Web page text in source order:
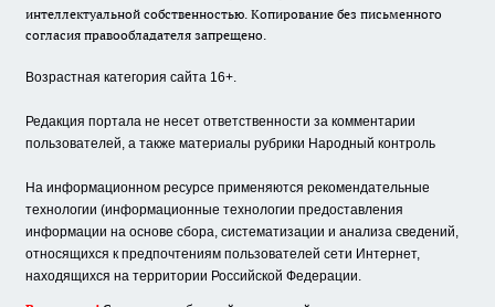
интеллектуальной собственностью. Копирование без письменного
согласия правообладателя запрещено.
Возрастная категория сайта 16+.
Редакция портала не несет ответственности за комментарии
пользователей, а также материалы рубрики Народный контроль
На информационном ресурсе применяются рекомендательные
технологии (информационные технологии предоставления
информации на основе сбора, систематизации и анализа сведений,
относящихся к предпочтениям пользователей сети Интернет,
находящихся на территории Российской Федерации.